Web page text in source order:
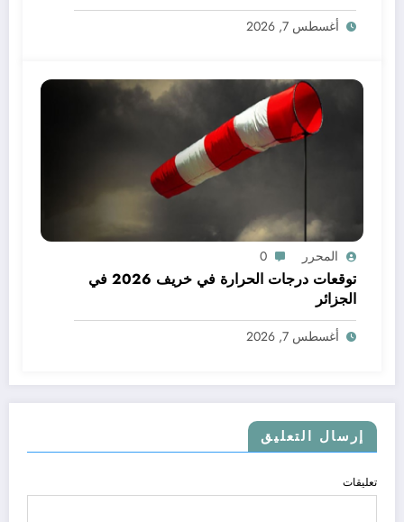
أغسطس 7, 2026
المحرر 0
توقعات درجات الحرارة في خريف 2026 في
الجزائر
أغسطس 7, 2026
إرسال التعليق
تعليقات